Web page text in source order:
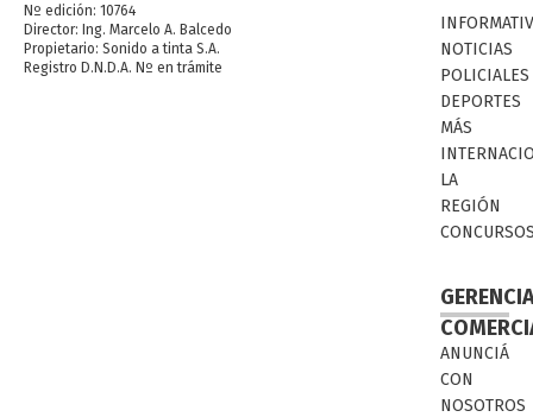
Nº edición: 10764
Director: Ing. Marcelo A. Balcedo
Propietario: Sonido a tinta S.A.
Registro D.N.D.A. Nº en trámite
NOTICIAS
POLICIALES
DEPORTES
MÁS
LA
REGIÓN
ANUNCIÁ
CON
NOSOTROS